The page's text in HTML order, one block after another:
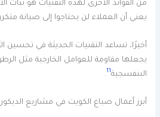
من الفوائد الأخرى لهذه التقنيات هو ثبات
يعني أن العملاء لن يحتاجوا إلى صيانة
أخيرًا، تساعد التقنيات الحديثة في تحسين
يجعلها مقاومة للعوامل الخارجية مثل
البنفسجية11
.
أبرز أعمال صباغ الكويت في مشاريع الديكور